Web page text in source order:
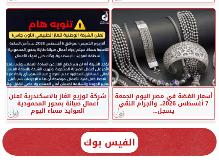
أسعار الفضة في مصر اليوم الجمعة
7 أغسطس 2026.. والجرام النقي
يسجل...
شركة توزيع الغاز بالاسكندرية تعلن
أعمال صيانة بمحور المحمودية
العوايد مساء اليوم
الفيس بوك